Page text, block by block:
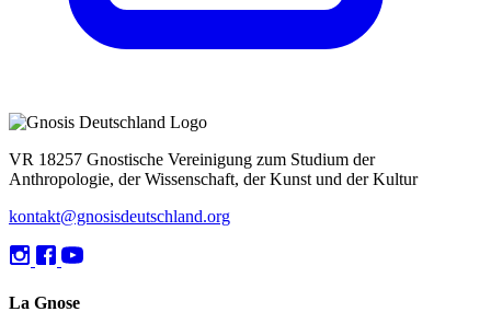
VR 18257 Gnostische Vereinigung zum Studium der
Anthropologie, der Wissenschaft, der Kunst und der Kultur
kontakt@gnosisdeutschland.org
La Gnose